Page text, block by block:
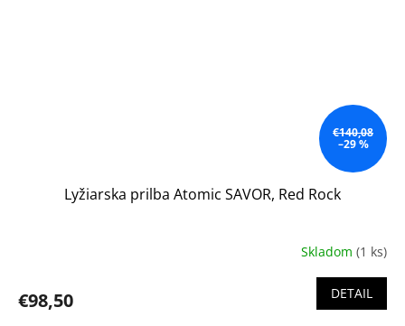
€140,08
–29 %
Lyžiarska prilba Atomic SAVOR, Red Rock
Skladom (1 ks)
€98,50 DETAIL